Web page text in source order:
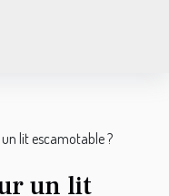
lit escamotable ?
un lit